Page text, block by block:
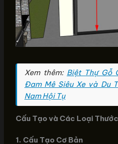
Xem thêm: Biệt Thự Gỗ
Đam Mê Siêu Xe và Du
Nam Hội Tụ
Cấu Tạo và Các Loại
1. Cấu Tạo Cơ Bản